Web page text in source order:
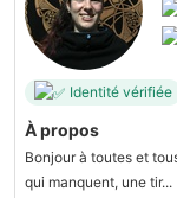
Identité vérifiée
À propos
Bonjour à toutes et
qui manquent, une tir...